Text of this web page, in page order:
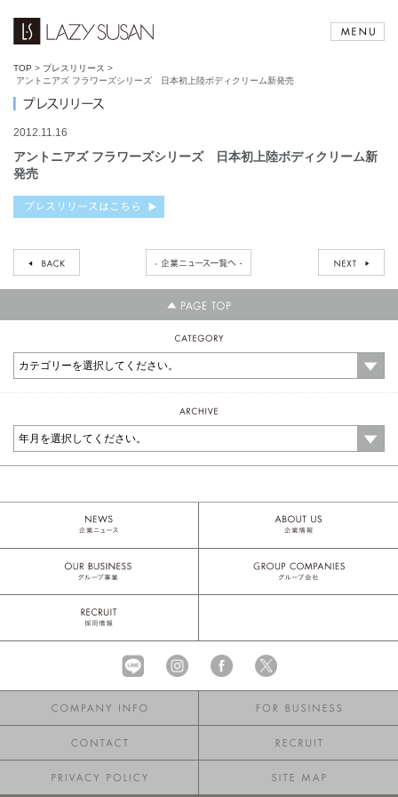
TOP > プレスリリース >
アントニアズ フラワーズシリーズ 日本初上陸ボディクリーム新発売
2012.11.16
アントニアズ フラワーズシリーズ 日本初上陸ボディクリーム新
発売